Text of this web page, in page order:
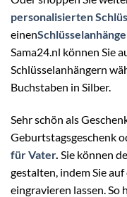
personalisierten
einen
Sama24.nl können Sie
Schlüsselanhängern
Buchstaben in Silber.
Sehr schön als
Geburtstagsgeschenk
für Vater. Sie können
gestalten, indem Sie
eingravieren lassen. So